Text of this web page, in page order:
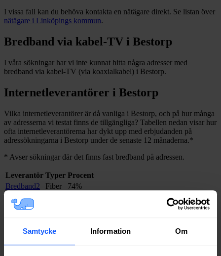
Samtycke Information Om
I vissa fall kan du behöva kontakta en nätägare direkt. Se listan över
nätägare i Linköpings kommun.
Bredband via kabel-TV i Bestorp
I våra sökningar har vi inte kunnat hitta några adresser med
bredband via kabel-TV (via koaxialkabel) i Bestorp.
Internetleverantörer i Bestorp
Vilka internetleverantörer är då vanliga i Bestorp, och på hur många
av adresserna vi testat finns de tillgängliga? Tabellen nedan visar hur
ofta internetleverantörerna har dykt upp med erbjudanden på
adressökningarna i Bestorp under de senaste 12 månaderna.*
* Avser sökningar där det finns fast bredband på adressen.
Leverantör Typer Procent
Bredband2
Fiber
74%
Boxer
Tele2
Net at Once Fiber